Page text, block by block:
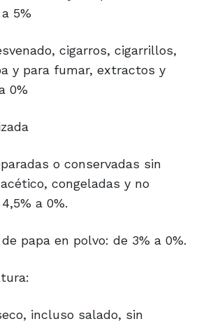
5%
cigarros, cigarrillos,
y para fumar, extractos y
0%
o conservadas sin
congeladas y no
a 0%.
papa en polvo: de 3% a 0%.
incluso salado, sin